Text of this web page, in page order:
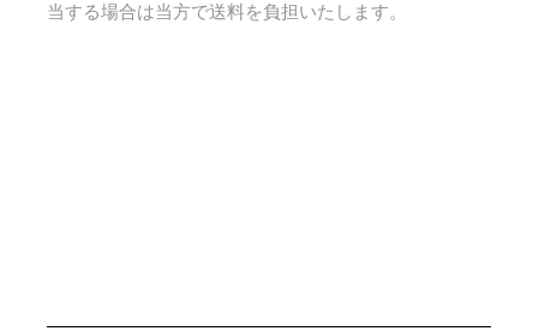
当する場合は当方で送料を負担いたします。